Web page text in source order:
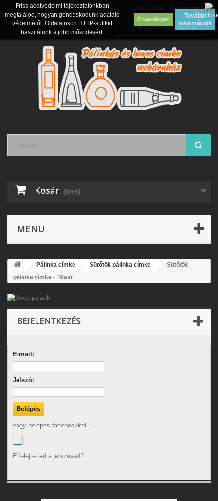
Bejelentkezés
Blog
Belépés Facebook-al
Kosár (üres)
MENU
Friss adatvédelmi tájékoztatónkban
megtalálod, hogyan gondoskodunk adataid
védelméről. Oldalainkon HTTP-sütiket
használunk a jobb működésért.
Engedélyez
További
információk
Pálinka címke Sütőtök pálinka címke
Sütőtök
pálinka címke - "Rain"
BEJELENTKEZÉS
E-mail:
Jelszó:
vagy belépés facebookkal :
Elfelejtetted a jelszavad?